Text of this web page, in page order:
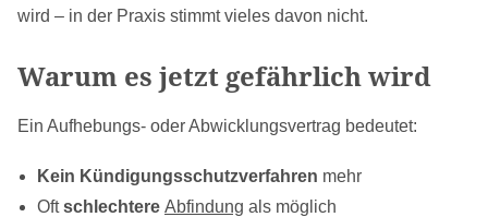
wird – in der Praxis stimmt vieles davon nicht.
Warum es jetzt gefährlich wird
Ein Aufhebungs- oder Abwicklungsvertrag bedeutet:
Kein Kündigungsschutzverfahren mehr
Oftschlechtere Abfindung als möglich